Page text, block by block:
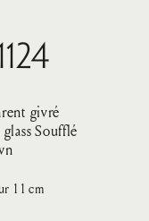
givré
Soufflé
11 cm